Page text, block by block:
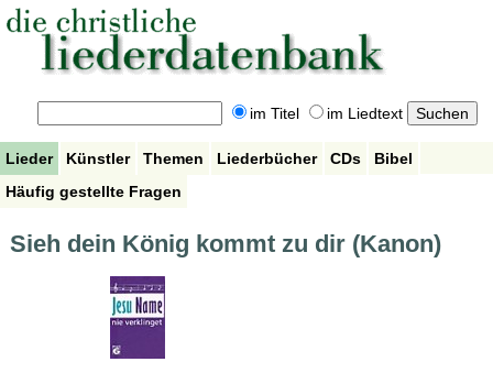
im Titel im Liedtext
Lieder Künstler Themen Liederbücher CDs
Bibel
Häufig gestellte Fragen
Sieh dein König kommt zu dir (Kanon)